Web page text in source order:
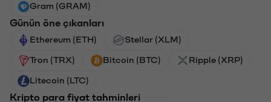
Gram (GRAM)
Günün öne çıkanları
Ethereum (ETH) Stellar (XLM)
Tron (TRX) Bitcoin (BTC) Ripple (XRP)
Litecoin (LTC)
Kripto para fiyat tahminleri